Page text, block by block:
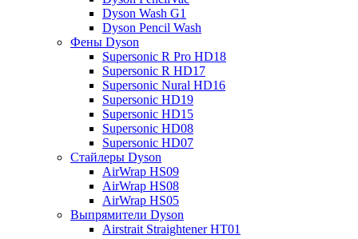
Dyson Wash G1
Dyson Pencil Wash
Фены Dyson
Supersonic R Pro HD18
Supersonic R HD17
Supersonic Nural HD16
Supersonic HD19
Supersonic HD15
Supersonic HD08
Supersonic HD07
Стайлеры Dyson
AirWrap HS09
AirWrap HS08
AirWrap HS05
Выпрямители Dyson
Airstrait Straightener HT01